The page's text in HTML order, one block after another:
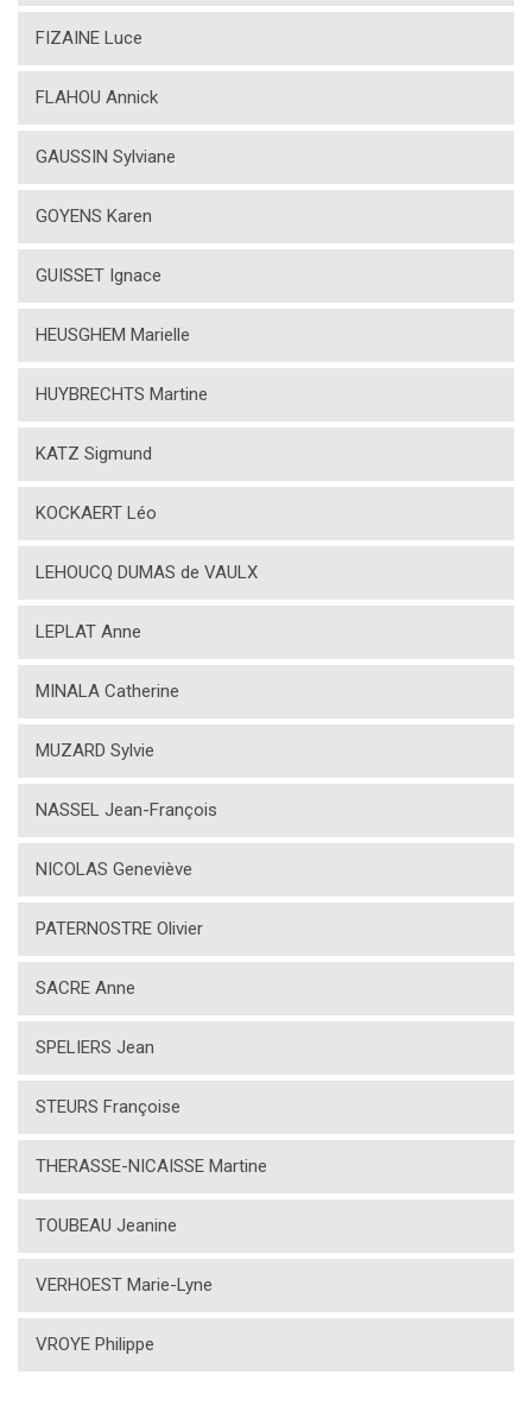
FIZAINE Luce
FLAHOU Annick
GAUSSIN Sylviane
GOYENS Karen
GUISSET Ignace
HEUSGHEM Marielle
HUYBRECHTS Martine
KATZ Sigmund
KOCKAERT Léo
LEHOUCQ DUMAS de VAULX
LEPLAT Anne
MINALA Catherine
MUZARD Sylvie
NASSEL Jean-François
NICOLAS Geneviève
PATERNOSTRE Olivier
SACRE Anne
SPELIERS Jean
STEURS Françoise
THERASSE-NICAISSE Martine
TOUBEAU Jeanine
VERHOEST Marie-Lyne
VROYE Philippe